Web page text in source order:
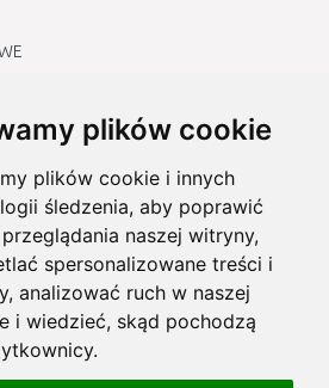
plików cookie
plików cookie i innych
śledzenia, aby poprawić
naszej witryny,
spersonalizowane treści i
analizować ruch w naszej
i wiedzieć, skąd pochodzą
E-MAIL DO LISTY ZAUFANYCH
CENTRÓW SERWISOWYCH